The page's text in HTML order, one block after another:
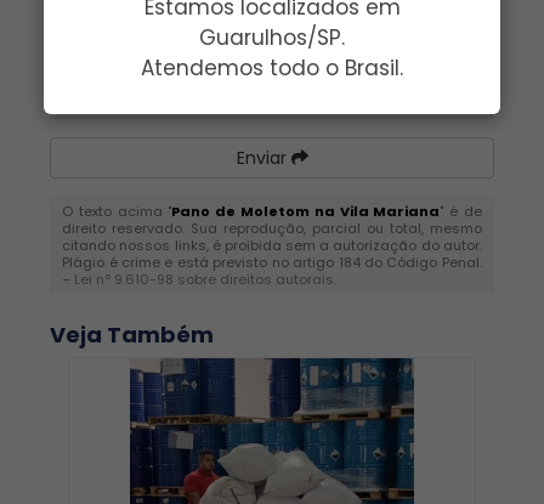
Estamos localizados em
Guarulhos/SP.
Atendemos todo o Brasil.
Enviar
O texto acima "Pano de Moletom na Vila Mariana" é de
direito reservado. Sua reprodução, parcial ou total, mesmo
citando nossos links, é proibida sem a autorização do autor.
Plágio é crime e está previsto no artigo 184 do Código Penal.
– Lei n° 9.610-98 sobre direitos autorais.
Veja Também